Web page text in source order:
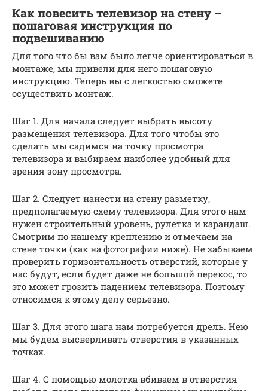
Как повесить телевизор на стену –
пошаговая инструкция по
подвешиванию
Для того что бы вам было легче ориентироваться в
монтаже, мы привели для него пошаговую
инструкцию. Теперь вы с легкостью сможете
осуществить монтаж.
Шаг 1. Для начала следует выбрать высоту
размещения телевизора. Для того чтобы это
сделать мы садимся на точку просмотра
телевизора и выбираем наиболее удобный для
зрения зону просмотра.
Шаг 2. Следует нанести на стену разметку,
предполагаемую схему телевизора. Для этого нам
нужен строительный уровень, рулетка и карандаш.
Смотрим по нашему креплению и отмечаем на
стене точки (как на фотографии ниже). Не забываем
проверить горизонтальность отверстий, которые у
нас будут, если будет даже не большой перекос, то
это может грозить падением телевизора. Поэтому
относимся к этому делу серьезно.
Шаг 3. Для этого шага нам потребуется дрель. Нею
мы будем высверливать отверстия в указанных
точках.
Шаг 4. С помощью молотка вбиваем в отверстия